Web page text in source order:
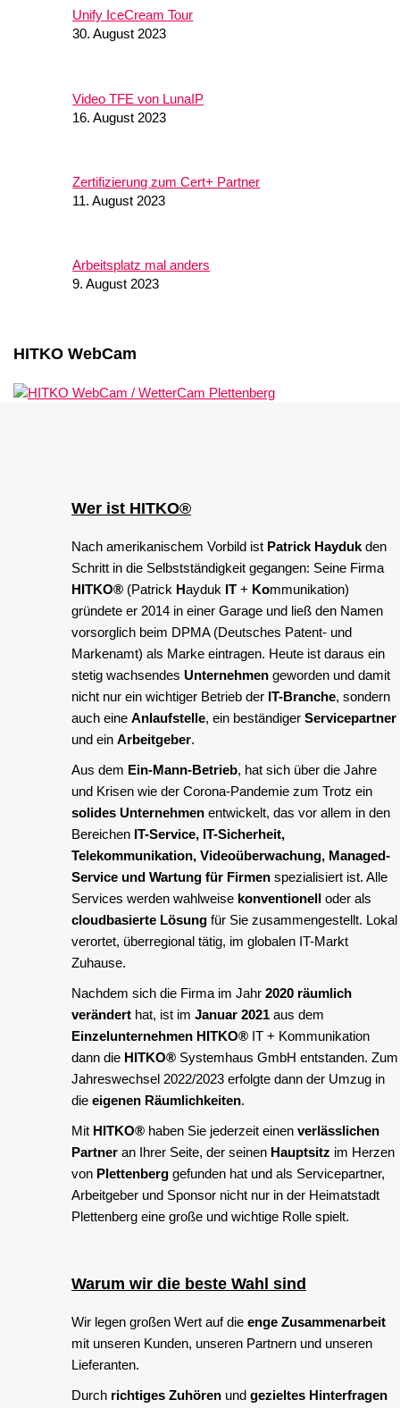
Unify IceCream Tour
30. August 2023
Video TFE von LunaIP
16. August 2023
Zertifizierung zum Cert+ Partner
11. August 2023
Arbeitsplatz mal anders
9. August 2023
HITKO WebCam
Wer ist HITKO®
Nach amerikanischem Vorbild ist Patrick Hayduk den
Schritt in die Selbstständigkeit gegangen: Seine Firma
HITKO® (Patrick Hayduk IT + Kommunikation)
gründete er 2014 in einer Garage und ließ den Namen
vorsorglich beim DPMA (Deutsches Patent- und
Markenamt) als Marke eintragen. Heute ist daraus ein
stetig wachsendes Unternehmen geworden und damit
nicht nur ein wichtiger Betrieb der IT-Branche, sondern
auch eine Anlaufstelle, ein beständiger Servicepartner
und ein Arbeitgeber.
Aus dem Ein-Mann-Betrieb, hat sich über die Jahre
und Krisen wie der Corona-Pandemie zum Trotz ein
solides Unternehmen entwickelt, das vor allem in den
Bereichen IT-Service, IT-Sicherheit,
Telekommunikation, Videoüberwachung, Managed-
Service und Wartung für Firmen spezialisiert ist. Alle
Services werden wahlweise konventionell oder als
cloudbasierte Lösung für Sie zusammengestellt. Lokal
verortet, überregional tätig, im globalen IT-Markt
Zuhause.
Nachdem sich die Firma im Jahr 2020 räumlich
verändert hat, ist im Januar 2021 aus dem
Einzelunternehmen HITKO® IT + Kommunikation
dann die HITKO® Systemhaus GmbH entstanden. Zum
Jahreswechsel 2022/2023 erfolgte dann der Umzug in
die eigenen Räumlichkeiten.
Mit HITKO® haben Sie jederzeit einen verlässlichen
Partner an Ihrer Seite, der seinen Hauptsitz im Herzen
von Plettenberg gefunden hat und als Servicepartner,
Arbeitgeber und Sponsor nicht nur in der Heimatstadt
Plettenberg eine große und wichtige Rolle spielt.
Warum wir die beste Wahl sind
Wir legen großen Wert auf die enge Zusammenarbeit
mit unseren Kunden, unseren Partnern und unseren
Lieferanten.
Durch richtiges Zuhören und gezieltes Hinterfragen